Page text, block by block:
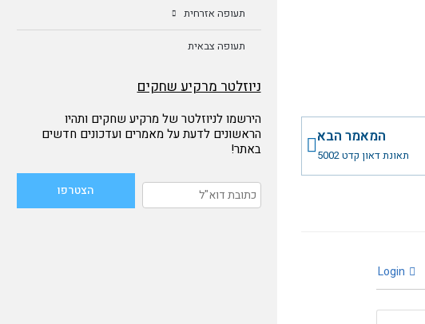
המאמר הבא
תאונת דאון קדט 5002
הבא
תעופה אזרחית
תעופה צבאית
ניוזלטר מרקיע שחקים
הירשמו לניוזלטר של מרקיע שחקים ותהיו
הראשונים לדעת על מאמרים ועדכונים חדשים
באתר!